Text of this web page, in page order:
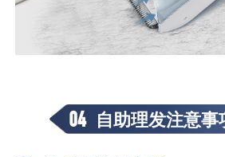
04 自助理发注意事